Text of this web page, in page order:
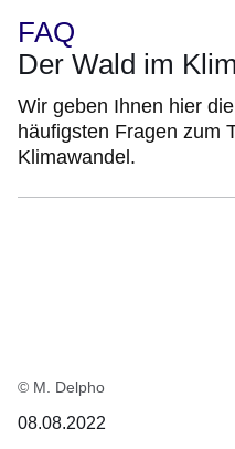
FAQ
Der Wald im
Wir geben Ihnen hier
häufigsten Fragen zum
Klimawandel.
© M. Delpho
08.08.2022